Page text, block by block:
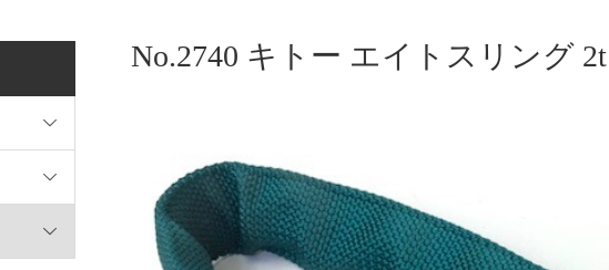
No.2740 キトー エイトスリング